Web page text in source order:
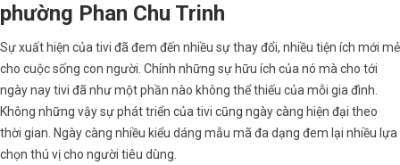
phường Phan Chu Trinh
Sự xuất hiện của tivi đã đem đến nhiều sự thay đổi, nhiều tiện ích mới mẻ
cho cuộc sống con người. Chính những sự hữu ích của nó mà cho tới
ngày nay tivi đã như một phần nào không thể thiếu của mỗi gia đình.
Không những vậy sự phát triển của tivi cũng ngày càng hiện đại theo
thời gian. Ngày càng nhiều kiểu dáng mẫu mã đa dạng đem lại nhiều lựa
chọn thú vị cho người tiêu dùng.